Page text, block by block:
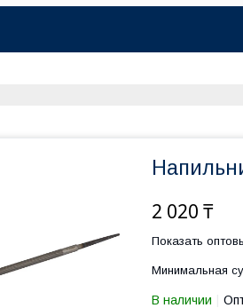
2 020 ₸
Показать
Минимальная
В наличии